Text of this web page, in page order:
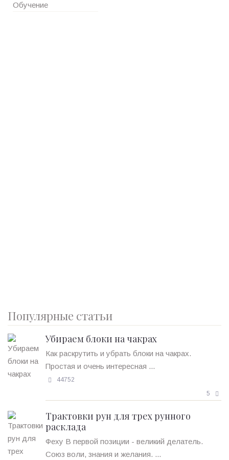
Обучение
Популярные статьи
Убираем блоки на чакрах
Как раскрутить и убрать блоки на чакрах.
Простая и очень интересная ...
44752
5
Трактовки рун для трех рунного
расклада
Феху В первой позиции - великий делатель.
Союз воли, знания и желания. ...